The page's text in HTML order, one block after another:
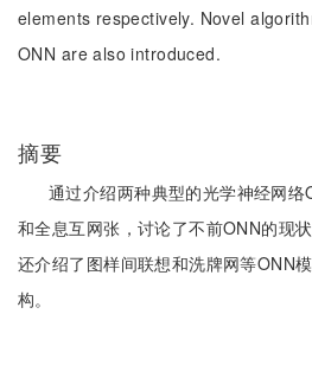
elements respectively. Novel
ONN are also introduced.
摘要
通过介绍两种典型的光学神经网
和全息互网张，讨论了不前ONN的现
还介绍了图样间联想和洗牌网等ONN
构。